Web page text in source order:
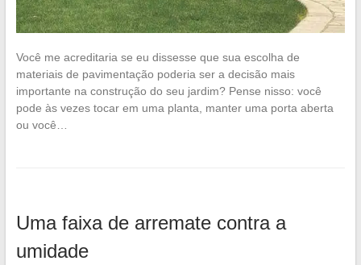
Você me acreditaria se eu dissesse que sua escolha de
materiais de pavimentação poderia ser a decisão mais
importante na construção do seu jardim? Pense nisso: você
pode às vezes tocar em uma planta, manter uma porta aberta
ou você…
Uma faixa de arremate contra a
umidade